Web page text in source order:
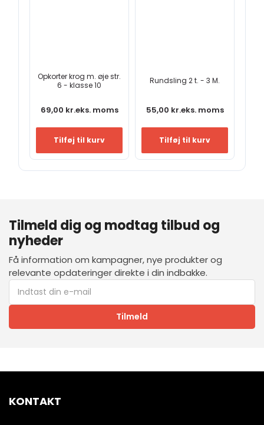
Opkorter krog m. øje str.
6 - klasse 10
69,00 kr.eks. moms
Tilføj til kurv
Rundsling 2 t. - 3 M.
55,00 kr.eks. moms
Tilføj til kurv
Tilmeld dig og modtag tilbud og
nyheder
Få information om kampagner, nye produkter og
relevante opdateringer direkte i din indbakke.
Tilmeld
KONTAKT